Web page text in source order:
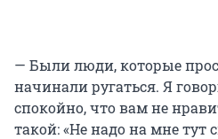
— Были люди, которые
начинали ругаться. Я
спокойно, что вам не
такой: «Не надо на мне тут